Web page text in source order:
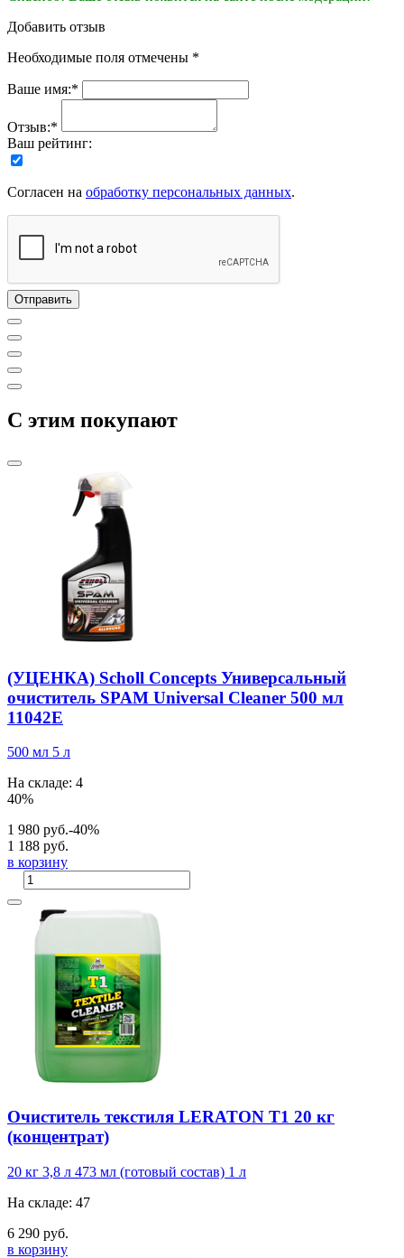
Добавить отзыв
Необходимые поля отмечены *
Ваше имя:*
Отзыв:*
Ваш рейтинг:
Согласен на обработку персональных данных.
C этим покупают
(УЦЕНКА) Scholl Concepts Универсальный
очиститель SPAM Universal Cleaner 500 мл
11042E
500 мл 5 л
На складе: 4
40%
1 980 руб.-40%
1 188 руб.
в корзину
Очиститель текстиля LERATON T1 20 кг
(концентрат)
20 кг 3,8 л 473 мл (готовый состав) 1 л
На складе: 47
6 290 руб.
в корзину